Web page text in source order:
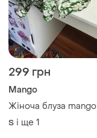
299 грн
Mango
Жіноча блуза mango
S і ще 1